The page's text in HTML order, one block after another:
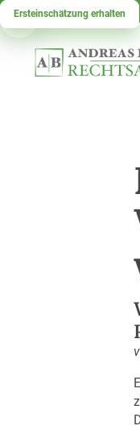
Ersteinschätzung erhalten